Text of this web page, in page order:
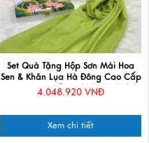
Set Quà Tặng Hộp Sơn Mài Hoa
Sen & Khăn Lụa Hà Đông Cao Cấp
- Quà tặng Đối tác/ Khách du lịch
4.048.920 VNĐ
Xem chi tiết